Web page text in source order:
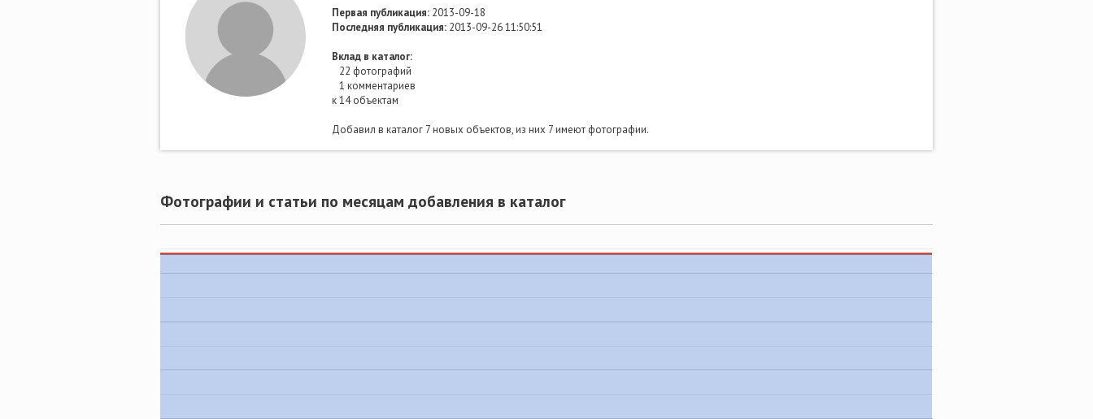
Первая публикация: 2013-09-18
Последняя публикация: 2013-09-26 11:50:51
Вклад в каталог:
22 фотографий
1 комментариев
к 14 объектам
Добавил в каталог 7 новых объектов, из них 7 имеют фотографии.
Фотографии и статьи по месяцам добавления в каталог